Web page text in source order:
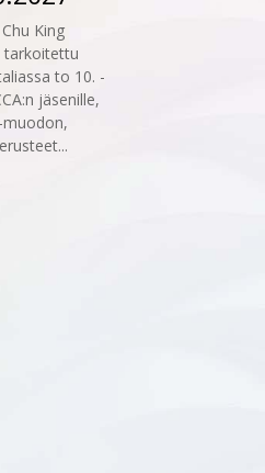
King
tarkoitettu
to 10. -
jäsenille,